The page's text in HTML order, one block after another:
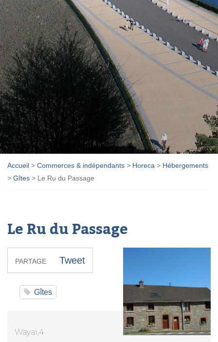
Accueil > Commerces & indépendants > Horeca > Hébergements
> Gîtes > Le Ru du Passage
Le Ru du Passage
PARTAGE Tweet
Gîtes
Wayai,4